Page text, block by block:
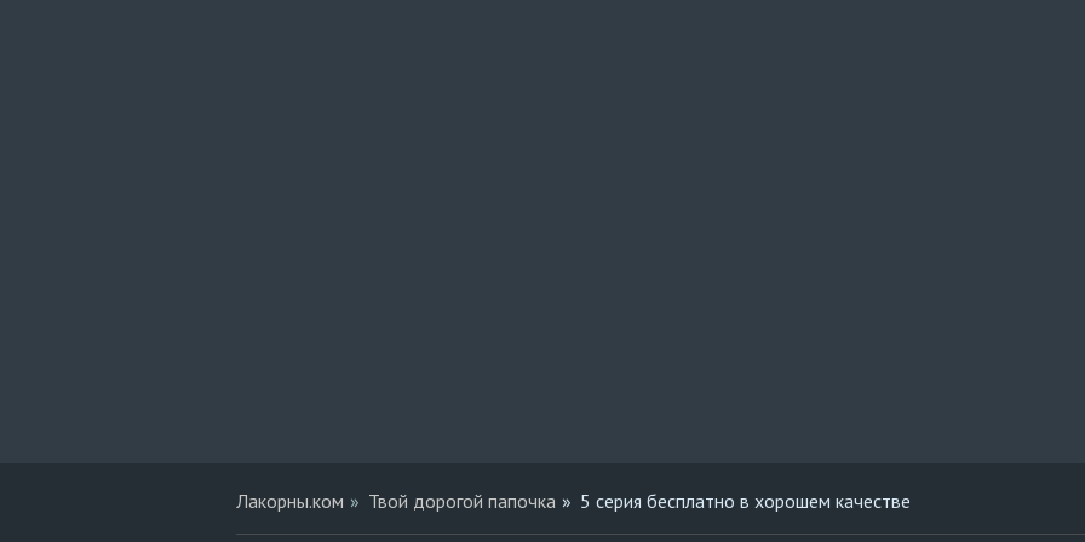
Лакорны.ком Твой дорогой папочка 5 серия бесплатно в хорошем качестве